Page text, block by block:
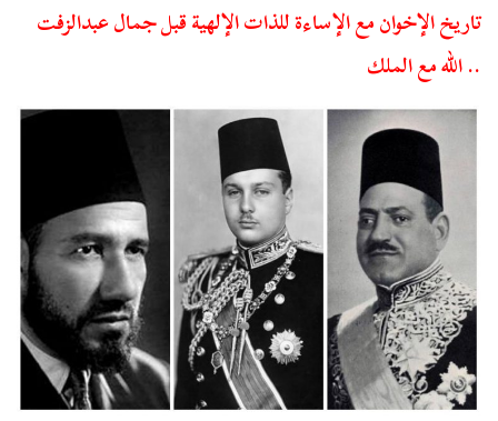
تاريخ الإخوان مع الإساءة للذات الإلهية قبل جمال عبدالزفت
.. الله مع الملك